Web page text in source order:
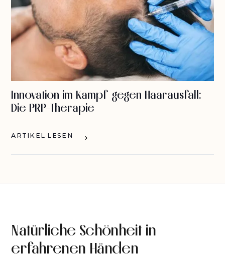
Innovation im Kampf gegen Haarausfall:
Die PRP-Therapie
ARTIKEL LESEN
Natürliche Schönheit in
erfahrenen Händen